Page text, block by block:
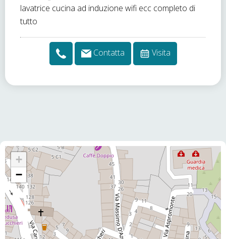
lavatrice cucina ad induzione wifi ecc completo di
tutto
Contatta Visita
+
−